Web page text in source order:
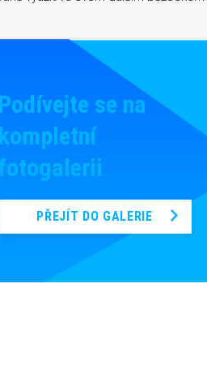
Podívejte se na
kompletní
PŘEJÍT DO GALERIE